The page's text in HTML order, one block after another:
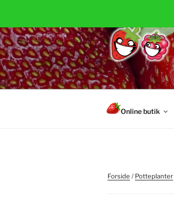
indhold
Online butik
Forside /Potteplanter